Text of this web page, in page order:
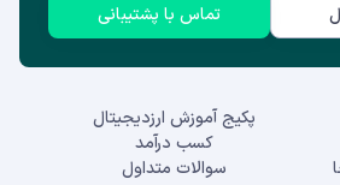
تماس با پشتیبانی
پکیج آموزش ارزدیجیتال
کسب درآمد
سوالات متداول